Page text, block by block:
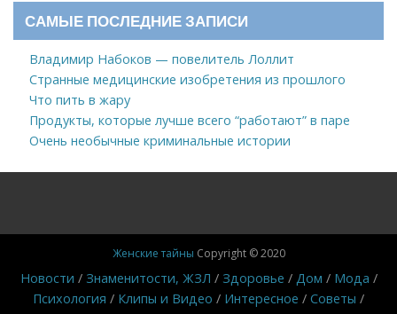
САМЫЕ ПОСЛЕДНИЕ ЗАПИСИ
Владимир Набоков — повелитель Лоллит
Странные медицинские изобретения из прошлого
Что пить в жару
Продукты, которые лучше всего “работают” в паре
Очень необычные криминальные истории
Женские тайны Copyright © 2020
Новости Знаменитости, ЖЗЛ Здоровье Дом
Мода
Психология
Клипы и Видео Интересное Советы